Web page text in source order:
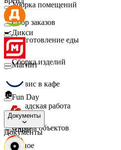
Уборка помещений
🛒
Сбор заказов
🍳
Приготовление еды
🛠️
Сборка изделий
☕
Сервис в кафе
🏚️
Складская работа
🛡️
Охрана объектов
🔎
Разное
Дикси
Магнит
Fun Day
Ашан
Документы
Документы